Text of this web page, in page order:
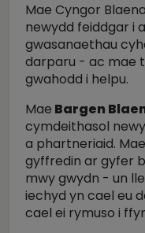
Mae Cyngor
newydd feiddgar i
gwasanaethau
darparu - ac mae
gwahodd i helpu.
Mae Bargen
cymdeithasol
a phartneriaid.
gyffredin ar gyfer
mwy gwydn - un
iechyd yn cael eu
cael ei rymuso i